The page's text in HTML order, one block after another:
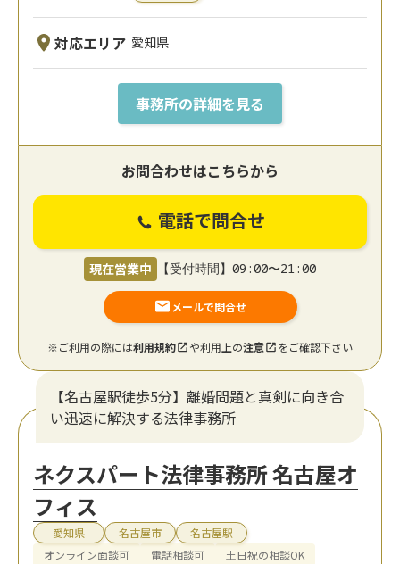
対応エリア 愛知県
事務所の詳細を見る
お問合わせはこちらから
電話で問合せ
現在営業中 【受付時間】09:00〜21:00
メールで問合せ
※ご利用の際には利用規約 や利用上の注意 をご確認下さい
【名古屋駅徒歩5分】離婚問題と真剣に向き合
い迅速に解決する法律事務所
ネクスパート法律事務所 名古屋オ
フィス
愛知県 名古屋市
名古屋駅
オンライン面談可
電話相談可
土日祝の相談OK